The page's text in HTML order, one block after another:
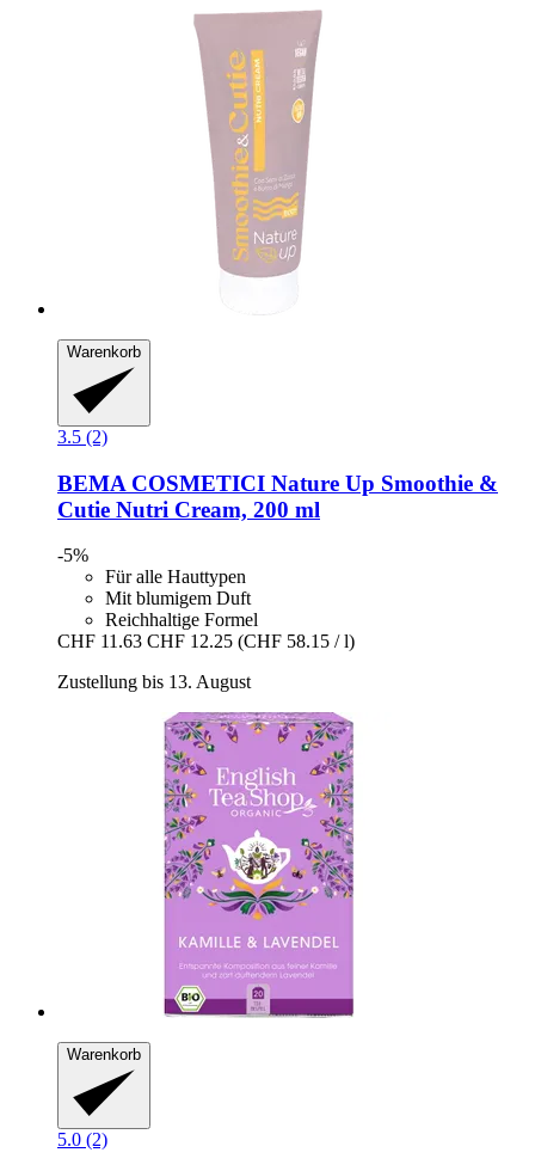
Warenkorb
3.5 (2)
BEMA COSMETICI Nature Up Smoothie &
Cutie Nutri Cream, 200 ml
-5%
Für alle Hauttypen
Mit blumigem Duft
Reichhaltige Formel
CHF 11.63 CHF 12.25 (CHF 58.15 / l)
Zustellung bis 13. August
Warenkorb
5.0 (2)